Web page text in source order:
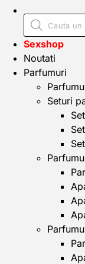
Sexshop
Noutati
Parfumuri
Seturi